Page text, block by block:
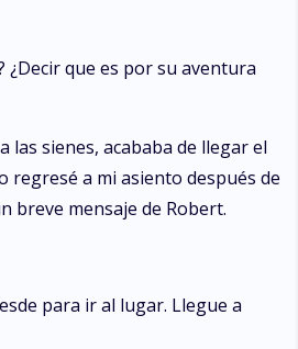
¿Decir que es por su aventura
las sienes, acababa de llegar el
regresé a mi asiento después de
breve mensaje de Robert.
para ir al lugar. Llegue a